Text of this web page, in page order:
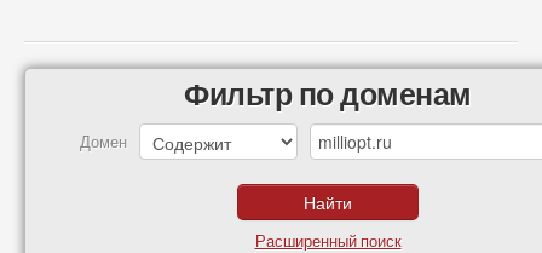
Фильтр по доменам
Домен
Расширенный поиск